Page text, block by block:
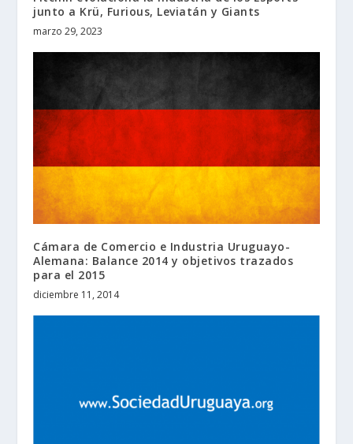
junto a Krü, Furious, Leviatán y Giants
marzo 29, 2023
Cámara de Comercio e Industria Uruguayo-
Alemana: Balance 2014 y objetivos trazados
para el 2015
diciembre 11, 2014